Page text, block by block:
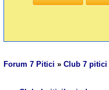
Forum 7 Pitici »Club 7 pitici